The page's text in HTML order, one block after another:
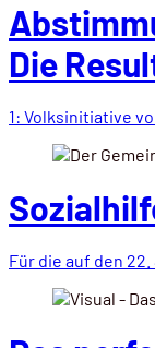
Die
1: Volksinitiative
Für die auf den